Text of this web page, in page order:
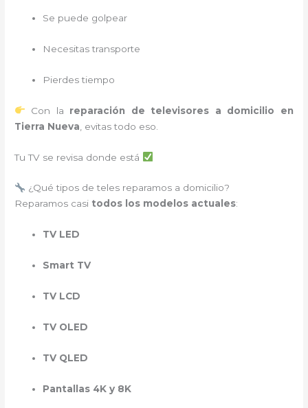
Se puede golpear
Necesitas transporte
Pierdes tiempo
Con la reparación de televisores a domicilio en
Tierra Nueva , evitas todo eso.
Tu TV se revisa donde está
¿Qué tipos de teles reparamos a domicilio?
Reparamos casi todos los modelos actuales:
TV LED
Smart TV
TV LCD
TV OLED
TV QLED
Pantallas 4K y 8K